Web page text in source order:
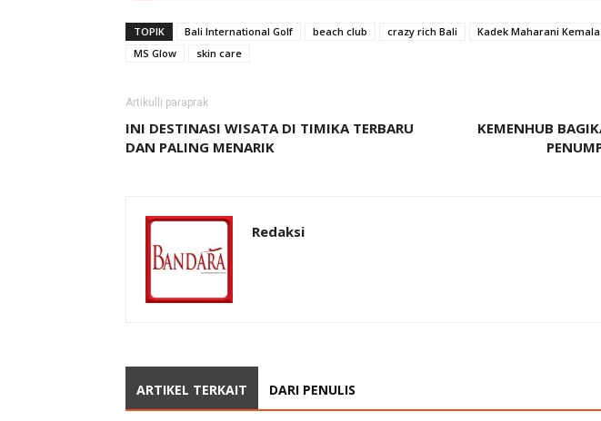
TOPIK Bali International Golf beach club crazy rich Bali Kadek Maharani
MS Glow
skin care
Artikulli paraprak
INI DESTINASI WISATA DI TIMIKA TERBARU
DAN PALING MENARIK
KEMENHUB
Redaksi
ARTIKEL TERKAIT DARI PENULIS